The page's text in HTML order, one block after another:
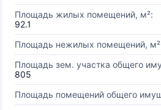
Площадь жилых помещений, м²:
92.1
Площадь нежилых помещений,
Площадь зем. участка общего
805
Площадь помещений общего